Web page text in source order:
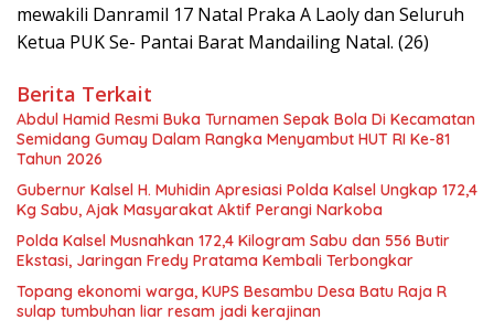
mewakili Danramil 17 Natal Praka A Laoly dan Seluruh
Ketua PUK Se- Pantai Barat Mandailing Natal. (26)
Berita Terkait
Abdul Hamid Resmi Buka Turnamen Sepak Bola Di Kecamatan
Semidang Gumay Dalam Rangka Menyambut HUT RI Ke-81
Tahun 2026
Gubernur Kalsel H. Muhidin Apresiasi Polda Kalsel Ungkap 172,4
Kg Sabu, Ajak Masyarakat Aktif Perangi Narkoba
Polda Kalsel Musnahkan 172,4 Kilogram Sabu dan 556 Butir
Ekstasi, Jaringan Fredy Pratama Kembali Terbongkar
Topang ekonomi warga, KUPS Besambu Desa Batu Raja R
sulap tumbuhan liar resam jadi kerajinan